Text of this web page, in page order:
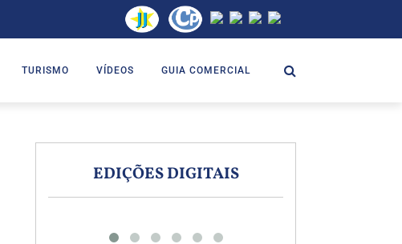
TURISMO VÍDEOS GUIA COMERCIAL
EDIÇÕES DIGITAIS